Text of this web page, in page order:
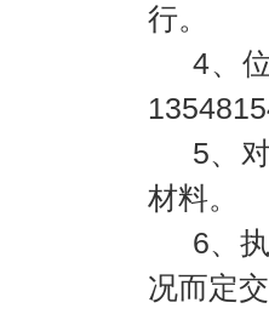
行。
4、
5、
材料。
6、
况而定